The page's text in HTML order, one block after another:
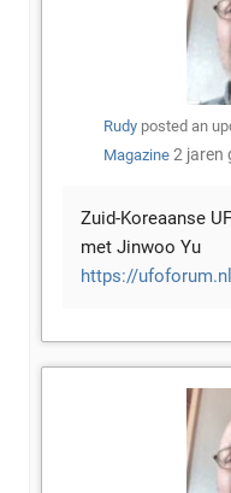
Rudy posted an
Magazine 2 jaren
Zuid-Koreaanse
met Jinwoo Yu
https://